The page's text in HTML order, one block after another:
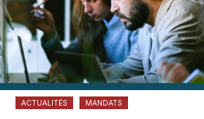
ACTUALITÉS MANDATS